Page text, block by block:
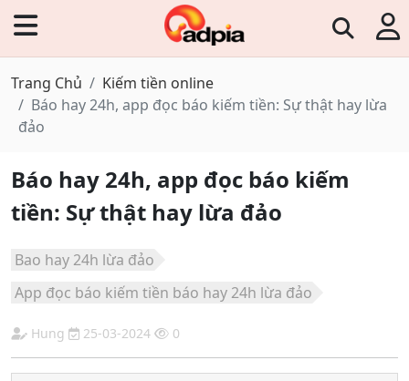
Trang Chủ
Kiếm tiền online
Báo hay 24h, app đọc báo kiếm tiền: Sự thật hay lừa
đảo
Báo hay 24h, app đọc báo kiếm
tiền: Sự thật hay lừa đảo
Bao hay 24h lừa đảo
App đọc báo kiếm tiền báo hay 24h lừa đảo
Hung 25-03-2024 0